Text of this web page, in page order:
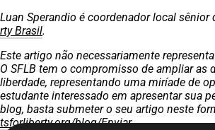
Luan Sperandio é coordenador local sênior
rty Brasil.
Este artigo não necessariamente
O SFLB tem o compromisso de ampliar as
liberdade, representando uma miríade de
estudante interessado em apresentar sua
blog, basta submeter o seu artigo neste
tsforliberty.org/blog/Enviar